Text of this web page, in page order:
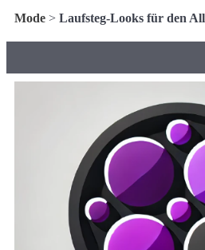
Mode > Laufsteg-Looks für den